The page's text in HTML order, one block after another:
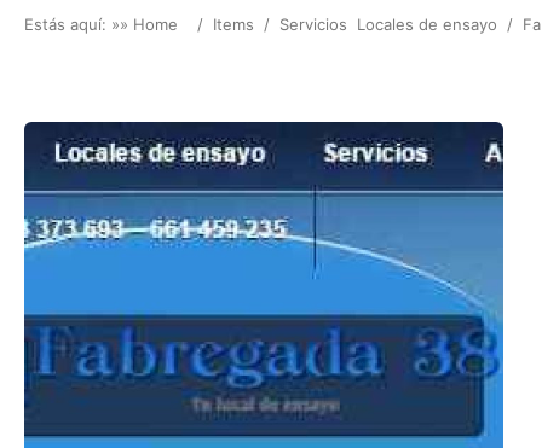
Estás aquí: »» Home / Items / Servicios Locales de ensayo /